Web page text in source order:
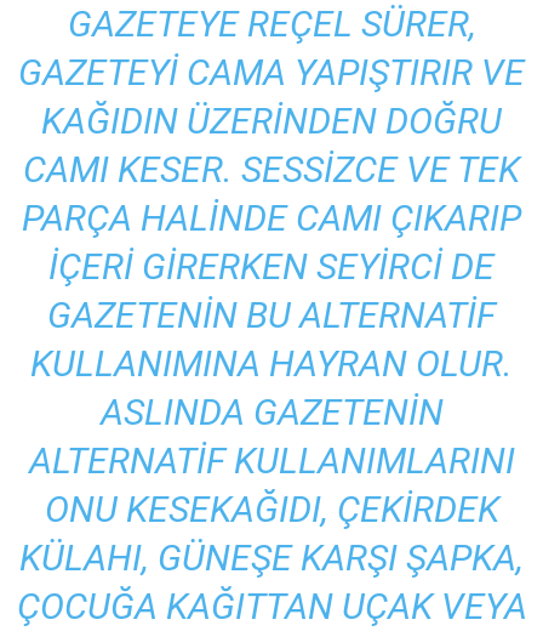
GAZETEYE REÇEL SÜRER,
GAZETEYI CAMA YAPIŞTIRIR VE
KAĞIDIN ÜZERINDEN DOĞRU
CAMI KESER. SESSIZCE VE TEK
PARÇA HALINDE CAMI ÇIKARIP
IÇERI GIRERKEN SEYIRCI DE
GAZETENIN BU ALTERNATIF
KULLANIMINA HAYRAN OLUR.
ASLINDA GAZETENIN
ALTERNATIF KULLANIMLARINI
ONU KESEKAĞIDI, ÇEKIRDEK
KÜLAHI, GÜNEŞE KARŞI ŞAPKA,
ÇOCUĞA KAĞITTAN UÇAK VEYA